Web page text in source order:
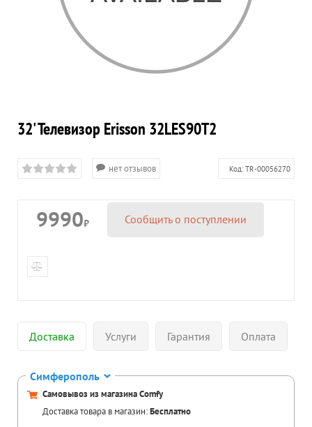
32' Телевизор Erisson 32LES90T2
нет отзывов Код: TR-00056270
9990₽ Сообщить о поступлении
Доставка Услуги Гарантия Оплата
Симферополь
Самовывоз из магазина Comfy
Доставка товара в магазин:Бесплатно